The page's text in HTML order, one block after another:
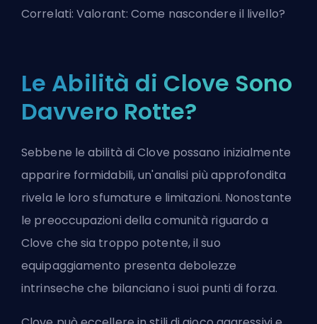
Correlati:Valorant: Come nascondere il livello?
Le Abilità di Clove Sono
Davvero Rotte?
Sebbene le abilità di Clove possano inizialmente
apparire formidabili, un'analisi più approfondita
rivela le loro sfumature e limitazioni. Nonostante
le preoccupazioni della comunità riguardo a
Clove che sia troppo potente, il suo
equipaggiamento presenta debolezze
intrinseche che bilanciano i suoi punti di forza.